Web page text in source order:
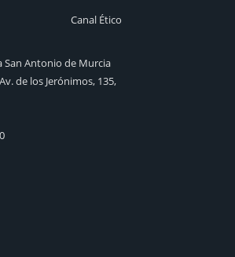
Canal Ético
San Antonio de Murcia
de los Jerónimos, 135,